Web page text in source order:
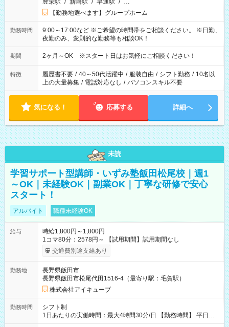
豊栄駅 / 新崎駅 / 早通駅 / …
【勤務地選べます】グループホーム
勤務時間
9:00～17:00など ※ご希望の時間帯をご相談ください。 ※日勤、
夜勤のみ、変則的な勤務等も相談OK！
期間 2ヶ月～OK ※スタート日はお気軽にご相談ください！
特徴 履歴書不要 / 40～50代活躍中 / 服装自由 / シフト勤務 / 10名以
上の大量募集 / 電話対応なし / パソコンスキル不要
気になる！ 応募する 詳細へ
未読
学習サポート型講師・いずみ塾飯田松尾校｜週1
～OK｜未経験OK｜副業OK｜丁寧な研修で安心
スタート！
アルバイト 職種未経験OK
給与
時給1,800円～1,800円
1コマ80分：2578円～ 【試用期間】試用期間なし
交通費別途支給あり
勤務地
長野県飯田市
長野県飯田市松尾代田1516-4（最寄り駅：毛賀駅）
株式会社アイキューブ
勤務時間
シフト制
1日あたりの実働時間：最大4時間30分/日 【勤務時間】 平日／
17:10～21:30 土曜／17:10～20:30 勤務曜日：火・水・木・